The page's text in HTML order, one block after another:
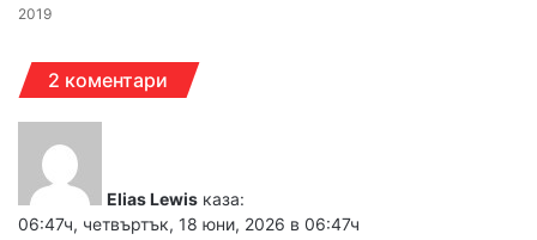
2019
2 коментари
Elias Lewis каза:
06:47ч, четвъртък, 18 юни, 2026 в 06:47ч